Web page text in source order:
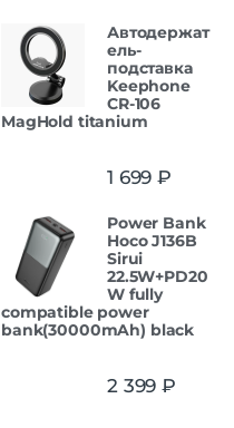
Автодержат
ель-
подставка
Keephone
CR-106
MagHold titanium
1 699 ₽
Power Bank
Hoco J136B
Sirui
22.5W+PD20
W fully
compatible power
bank(30000mAh) black
2 399 ₽